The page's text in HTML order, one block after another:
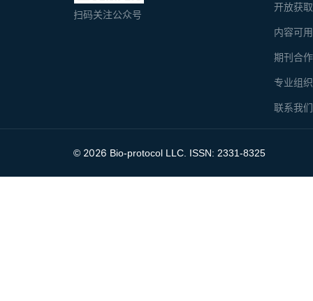
开放获
内容可
期刊合
专业组
联系我们
扫码关注公众号
© 2026 Bio-protocol LLC. ISSN: 2331-8325